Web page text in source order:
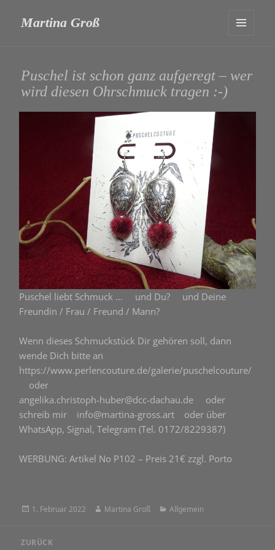
Martina Groß
WIDGETS
Puschel ist schon ganz aufgeregt – wer
wird diesen Ohrschmuck tragen :-)
Puschel liebt Schmuck … und Du? und Deine
Freundin / Frau / Freund / Mann?
Wenn dieses Schmuckstück Dir gehören soll, dann
wende Dich bitte an
https://www.perlencouture.de/galerie/puschelcouture/
oder
angelika.christoph-huber@dcc-dachau.de oder
schreib mir info@martina-gross.art oder über
WhatsApp, Signal, Telegram (Tel. 0172/8229387)
WERBUNG: Artikel No P102 – Preis 21€ zzgl. Porto
Veröffentlicht
1. Februar 2022 Autor
Martina Groß Kategorien
Allgemein
ZURÜCK